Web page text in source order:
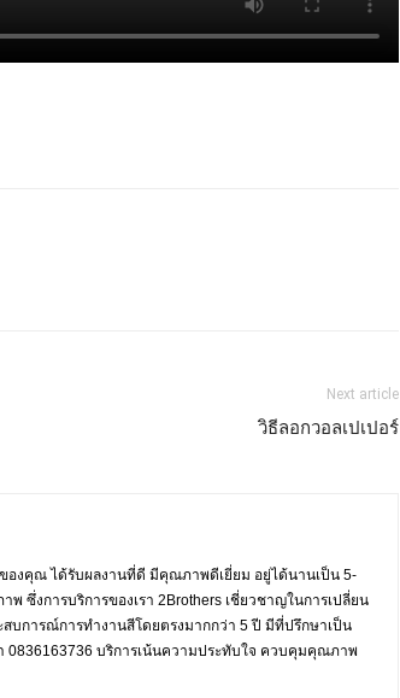
Next article
วิธีลอกวอลเปเปอร์
องคุณ ได้รับผลงานที่ดี มีคุณภาพดีเยี่ยม อยู่ได้นานเป็น 5-
พ ซึ่งการบริการของเรา 2Brothers เชี่ยวชาญในการเปลี่ยน
บการณ์การทำงานสีโดยตรงมากกว่า 5 ปี มีที่ปรึกษาเป็น
0836163736 บริการเน้นความประทับใจ ควบคุมคุณภาพ